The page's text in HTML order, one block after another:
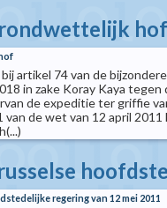
hof
artikel 74 van de
in zake Koray Kaya
de expeditie ter griffie
de wet van 12 april
regering van 12 mei 2011